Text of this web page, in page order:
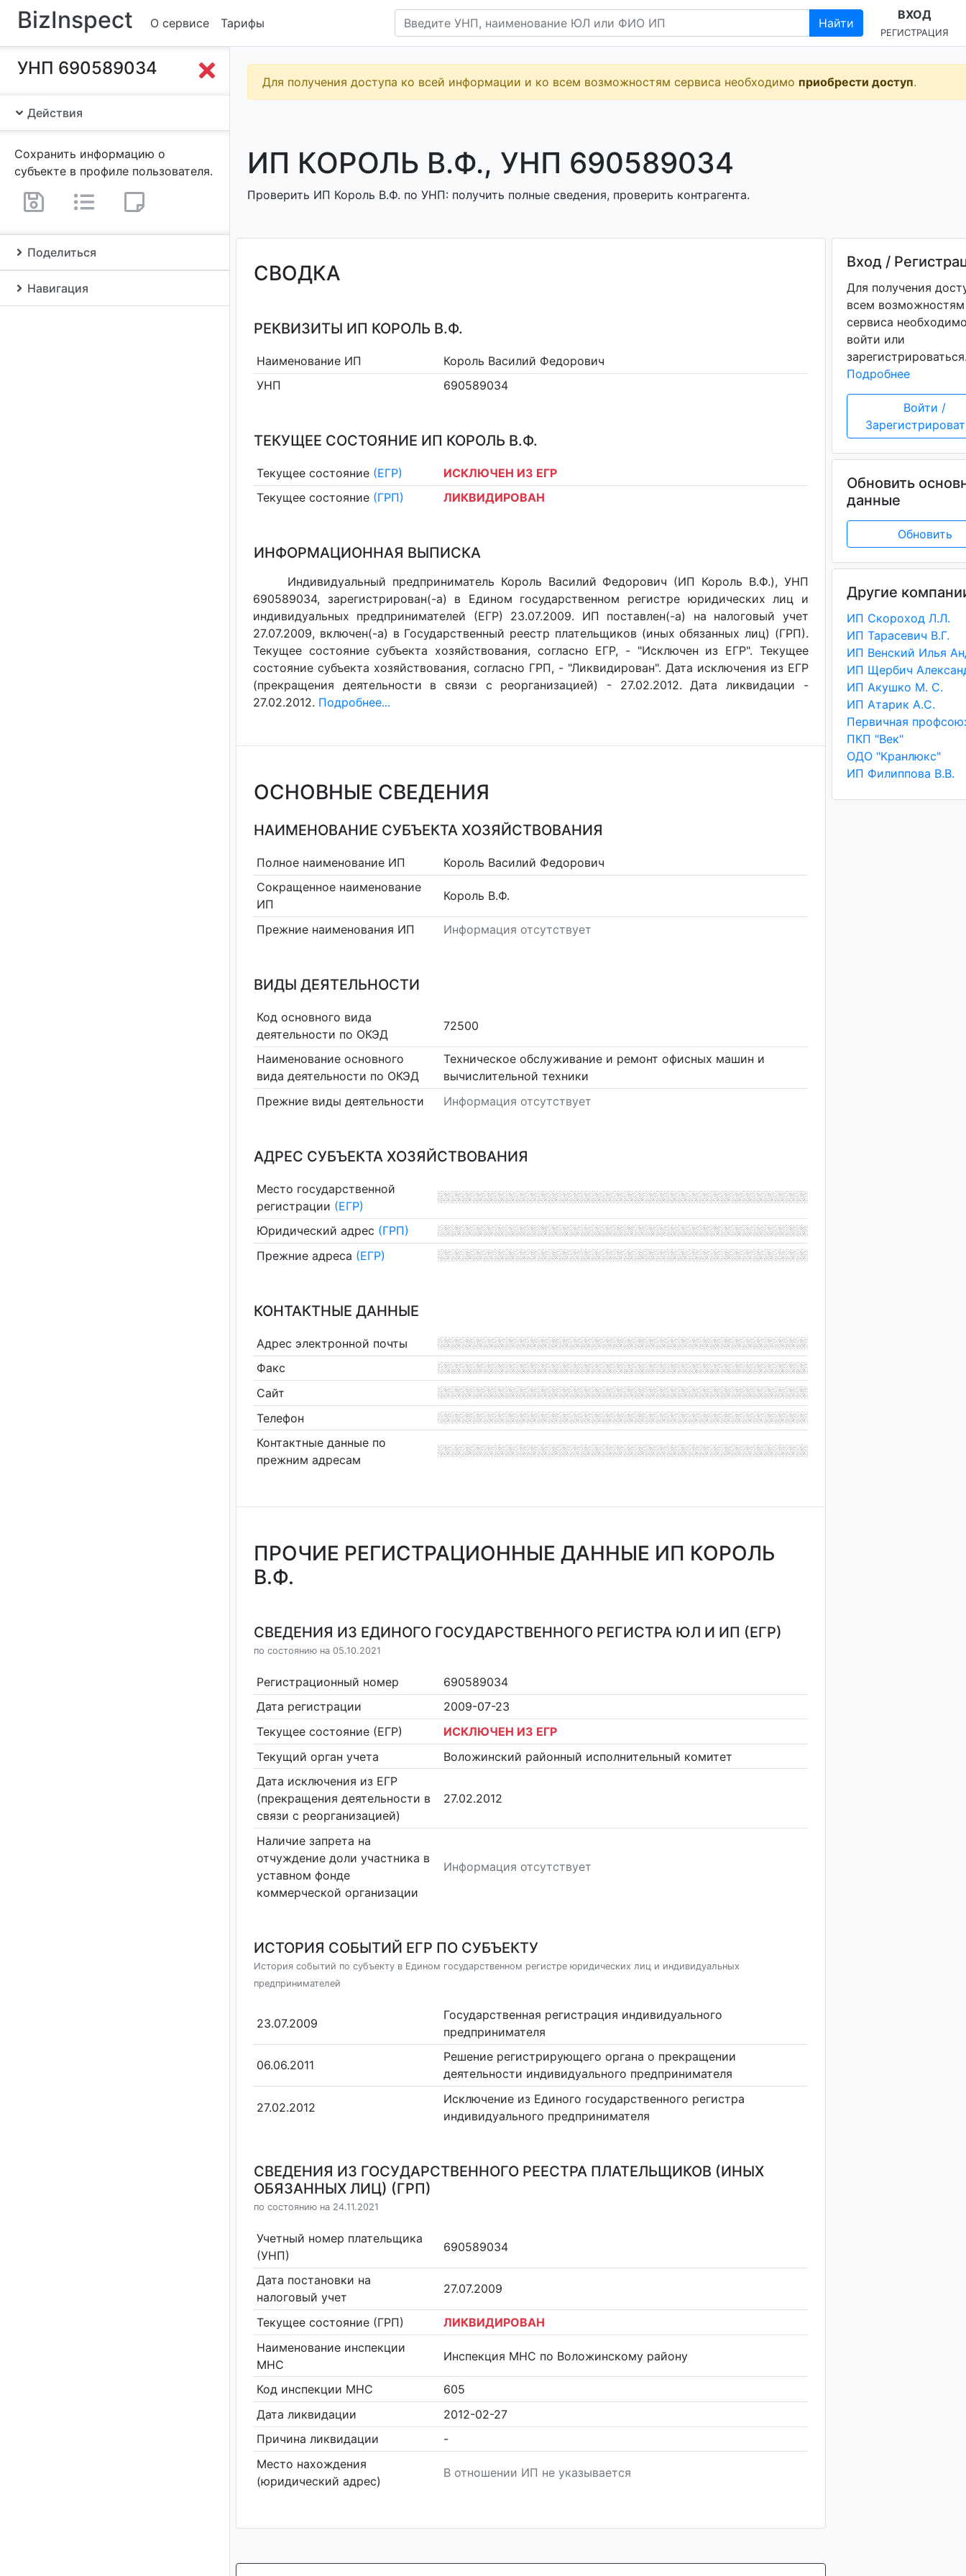
BizInspect О сервисе Тарифы Найти
ВХОД
РЕГИСТРАЦИЯ
УНП 690589034
Действия
Сохранить информацию о
субъекте в профиле пользователя.
Поделиться
Навигация
Для получения доступа ко всей информации и ко всем возможностям сервиса необходимо приобрести доступ.
ИП КОРОЛЬ В.Ф., УНП 690589034
Проверить ИП Король В.Ф. по УНП: получить полные сведения, проверить контрагента.
СВОДКА
РЕКВИЗИТЫ ИП КОРОЛЬ В.Ф.
Наименование ИП
Король Василий Федорович
УНП
690589034
ТЕКУЩЕЕ СОСТОЯНИЕ ИП КОРОЛЬ В.Ф.
Текущее состояние (ЕГР)
ИСКЛЮЧЕН ИЗ ЕГР
Текущее состояние (ГРП) ЛИКВИДИРОВАН
ИНФОРМАЦИОННАЯ ВЫПИСКА
Индивидуальный предприниматель Король Василий Федорович (ИП Король В.Ф.), УНП
690589034, зарегистрирован(-а) в Едином государственном регистре юридических лиц и
индивидуальных предпринимателей (ЕГР) 23.07.2009. ИП поставлен(-a) на налоговый учет
27.07.2009, включен(-a) в Государственный реестр плательщиков (иных обязанных лиц) (ГРП).
Текущее состояние субъекта хозяйствования, согласно ЕГР, - "Исключен из ЕГР". Текущее
состояние субъекта хозяйствования, согласно ГРП, - "Ликвидирован". Дата исключения из ЕГР
(прекращения деятельности в связи с реорганизацией) - 27.02.2012. Дата ликвидации -
27.02.2012. Подробнее...
ОСНОВНЫЕ СВЕДЕНИЯ
НАИМЕНОВАНИЕ СУБЪЕКТА ХОЗЯЙСТВОВАНИЯ
Полное наименование ИП
Король Василий Федорович
Сокращенное наименование
ИП
Король В.Ф.
Прежние наименования ИП Информация отсутствует
ВИДЫ ДЕЯТЕЛЬНОСТИ
Код основного вида
деятельности по ОКЭД
72500
Наименование основного
вида деятельности по ОКЭД
Техническое обслуживание и ремонт офисных машин и
вычислительной техники
Прежние виды деятельности
Информация отсутствует
АДРЕС СУБЪЕКТА ХОЗЯЙСТВОВАНИЯ
Место государственной
регистрации (ЕГР)
Юридический адрес (ГРП)
Прежние адреса (ЕГР)
КОНТАКТНЫЕ ДАННЫЕ
Адрес электронной почты
Факс
Сайт
Телефон
Контактные данные по
прежним адресам
ПРОЧИЕ РЕГИСТРАЦИОННЫЕ ДАННЫЕ ИП КОРОЛЬ
В.Ф.
СВЕДЕНИЯ ИЗ ЕДИНОГО ГОСУДАРСТВЕННОГО РЕГИСТРА ЮЛ И ИП (ЕГР)
по состоянию на 05.10.2021
Регистрационный номер
690589034
Дата регистрации
2009-07-23
Текущее состояние (ЕГР)
ИСКЛЮЧЕН ИЗ ЕГР
Текущий орган учета
Воложинский районный исполнительный комитет
Дата исключения из ЕГР
(прекращения деятельности в
связи с реорганизацией)
27.02.2012
Наличие запрета на
отчуждение доли участника в
уставном фонде
коммерческой организации
Информация отсутствует
ИСТОРИЯ СОБЫТИЙ ЕГР ПО СУБЪЕКТУ
История событий по субъекту в Едином государственном регистре юридических лиц и индивидуальных
предпринимателей
23.07.2009
Государственная регистрация индивидуального
предпринимателя
06.06.2011
Решение регистрирующего органа о прекращении
деятельности индивидуального предпринимателя
27.02.2012
Исключение из Единого государственного регистра
индивидуального предпринимателя
СВЕДЕНИЯ ИЗ ГОСУДАРСТВЕННОГО РЕЕСТРА ПЛАТЕЛЬЩИКОВ (ИНЫХ
ОБЯЗАННЫХ ЛИЦ) (ГРП)
по состоянию на 24.11.2021
Учетный номер плательщика
(УНП)
690589034
Дата постановки на
налоговый учет
27.07.2009
Текущее состояние (ГРП)
ЛИКВИДИРОВАН
Наименование инспекции
МНС
Инспекция МНС по Воложинскому району
Код инспекции МНС
605
Дата ликвидации
2012-02-27
Причина ликвидации
-
Место нахождения
(юридический адрес)
В отношении ИП не указывается
Вход /
Для получения
всем возможностям
сервиса
войти или
Подробнее
Войти /
Обновить
данные
Обновить
Другие
ИП Скороход Л.Л.
ИП Тарасевич В.Г.
ИП Акушко М. С.
ИП Атарик А.С.
ПКП "Век"
ОДО "Кранлюкс"
ИП Филиппова В.В.